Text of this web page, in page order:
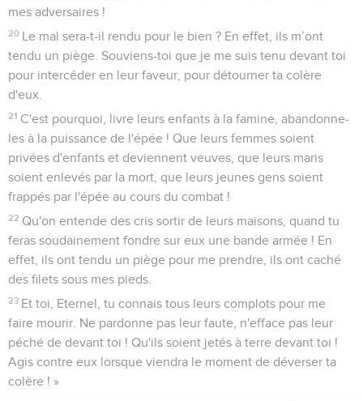
mes adversaires !
20 Le mal sera-t-il rendu pour le bien ? En effet, ils m’ont
tendu un piège. Souviens-toi que je me suis tenu devant toi
pour intercéder en leur faveur, pour détourner ta colère
d'eux.
21 C'est pourquoi, livre leurs enfants à la famine, abandonne-
les à la puissance de l'épée ! Que leurs femmes soient
privées d'enfants et deviennent veuves, que leurs maris
soient enlevés par la mort, que leurs jeunes gens soient
frappés par l'épée au cours du combat !
22 Qu'on entende des cris sortir de leurs maisons, quand tu
feras soudainement fondre sur eux une bande armée ! En
effet, ils ont tendu un piège pour me prendre, ils ont caché
des filets sous mes pieds.
23 Et toi, Eternel, tu connais tous leurs complots pour me
faire mourir. Ne pardonne pas leur faute, n'efface pas leur
péché de devant toi ! Qu'ils soient jetés à terre devant toi !
Agis contre eux lorsque viendra le moment de déverser ta
colère ! »